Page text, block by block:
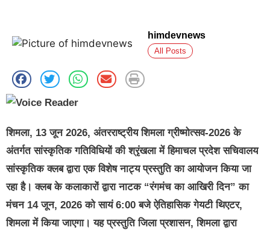
himdevnews
All Posts
शिमला, 13 जून 2026, अंतरराष्ट्रीय शिमला ग्रीष्मोत्सव-2026 के
अंतर्गत सांस्कृतिक गतिविधियों की श्रृंखला में हिमाचल प्रदेश सचिवालय
सांस्कृतिक क्लब द्वारा एक विशेष नाट्य प्रस्तुति का आयोजन किया जा
रहा है। क्लब के कलाकारों द्वारा नाटक “रंगमंच का आखिरी दिन” का
मंचन 14 जून, 2026 को सायं 6:00 बजे ऐतिहासिक गेयटी थिएटर,
शिमला में किया जाएगा। यह प्रस्तुति जिला प्रशासन, शिमला द्वारा